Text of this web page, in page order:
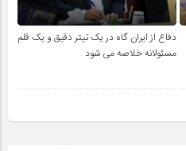
دفاع از ایران گاه در یک تیتر دقیق و یک قلم
مسئولانه خلاصه می شود